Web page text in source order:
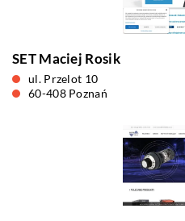
SET Maciej Rosik
ul. Przelot 10
60-408 Poznań